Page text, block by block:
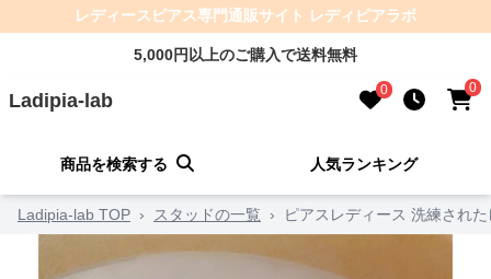
レディースピアス専門通販サイト レディピアラボ
5,000円以上のご購入で送料無料
Ladipia-lab 0 0
商品を検索する 人気ランキング
Ladipia-lab TOP › スタッドの一覧 › ピアスレディース 洗練され